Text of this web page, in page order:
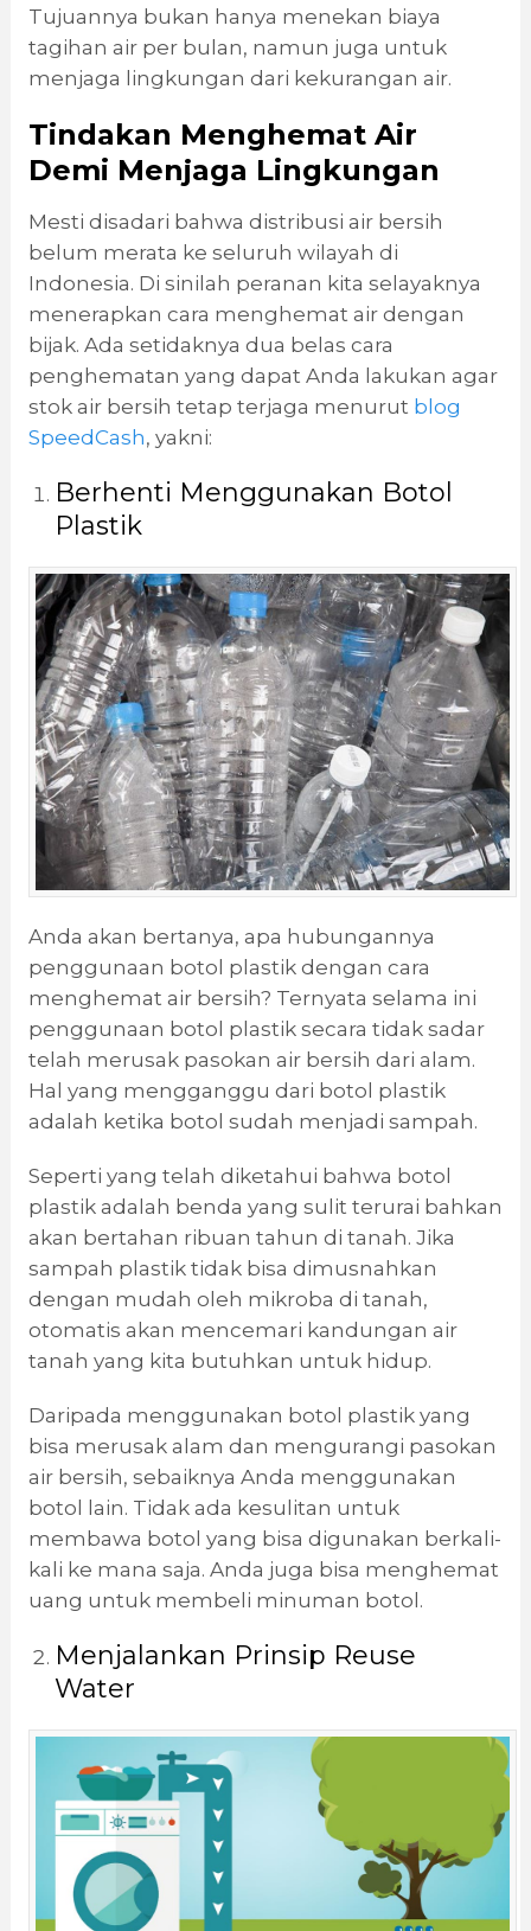
Tujuannya bukan hanya menekan biaya
tagihan air per bulan, namun juga untuk
menjaga lingkungan dari kekurangan air.
Tindakan Menghemat Air
Demi Menjaga Lingkungan
Mesti disadari bahwa distribusi air bersih
belum merata ke seluruh wilayah di
Indonesia. Di sinilah peranan kita selayaknya
menerapkan cara menghemat air dengan
bijak. Ada setidaknya dua belas cara
penghematan yang dapat Anda lakukan agar
stok air bersih tetap terjaga menurut blog
SpeedCash, yakni:
Berhenti Menggunakan Botol
Plastik
Anda akan bertanya, apa hubungannya
penggunaan botol plastik dengan cara
menghemat air bersih? Ternyata selama ini
penggunaan botol plastik secara tidak sadar
telah merusak pasokan air bersih dari alam.
Hal yang mengganggu dari botol plastik
adalah ketika botol sudah menjadi sampah.
Seperti yang telah diketahui bahwa botol
plastik adalah benda yang sulit terurai bahkan
akan bertahan ribuan tahun di tanah. Jika
sampah plastik tidak bisa dimusnahkan
dengan mudah oleh mikroba di tanah,
otomatis akan mencemari kandungan air
tanah yang kita butuhkan untuk hidup.
Daripada menggunakan botol plastik yang
bisa merusak alam dan mengurangi pasokan
air bersih, sebaiknya Anda menggunakan
botol lain. Tidak ada kesulitan untuk
membawa botol yang bisa digunakan berkali-
kali ke mana saja. Anda juga bisa menghemat
uang untuk membeli minuman botol.
Menjalankan Prinsip Reuse
Water